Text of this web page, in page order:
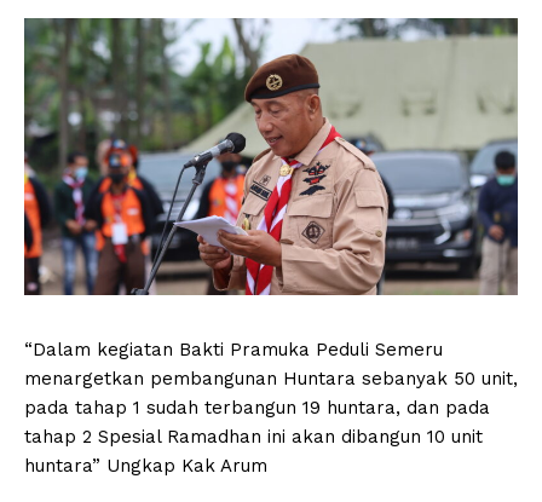
“Dalam kegiatan Bakti Pramuka Peduli Semeru
menargetkan pembangunan Huntara sebanyak 50 unit,
pada tahap 1 sudah terbangun 19 huntara, dan pada
tahap 2 Spesial Ramadhan ini akan dibangun 10 unit
huntara” Ungkap Kak Arum